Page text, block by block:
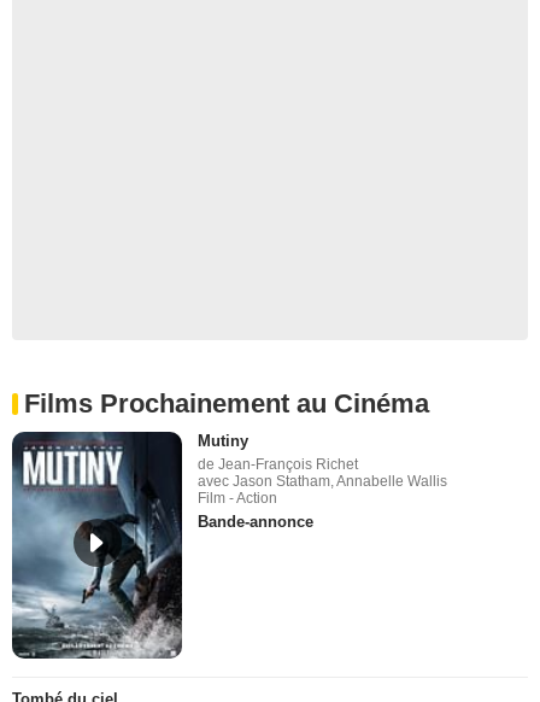
Films Prochainement au Cinéma
Mutiny
de Jean-François Richet
avec Jason Statham, Annabelle Wallis
Film - Action
Bande-annonce